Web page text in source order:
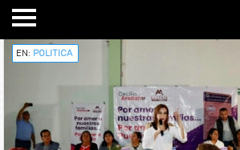
EN: POLITICA